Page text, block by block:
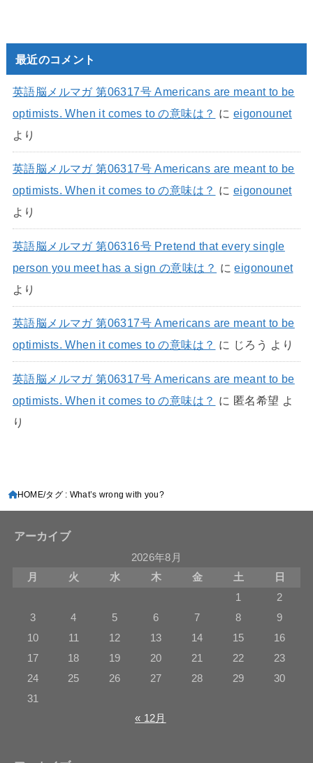
最近のコメント
英語脳メルマガ 第06317号 Americans are meant to be
optimists. When it comes to の意味は？ に eigonounet
より
英語脳メルマガ 第06317号 Americans are meant to be
optimists. When it comes to の意味は？ に eigonounet
より
英語脳メルマガ 第06316号 Pretend that every single
person you meet has a sign の意味は？ にeigonounet
より
英語脳メルマガ 第06317号 Americans are meant to be
optimists. When it comes to の意味は？ に じろう より
英語脳メルマガ 第06317号 Americans are meant to be
optimists. When it comes to の意味は？ に 匿名希望 よ
り
HOME タグ : What’s wrong with you?
アーカイブ
2026年8月
月
火 水 木 金 土
日
1
2
3
4 5 6 7 8
9
10
11 12 13 14 15
16
17
18 19 20 21 22
23
24
25 26 27 28 29
30
31
« 12月